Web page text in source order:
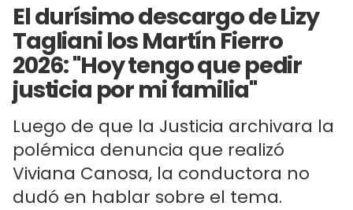
El durísimo descargo de Lizy
Tagliani los Martín Fierro
2026: "Hoy tengo que pedir
justicia por mi familia"
Luego de que la Justicia archivara la
polémica denuncia que realizó
Viviana Canosa, la conductora no
dudó en hablar sobre el tema.